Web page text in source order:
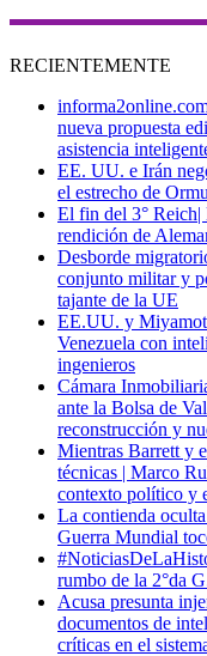
RECIENTEMENTE
nueva propuesta
asistencia
EE. UU. e Irán
el estrecho de
El fin del 3° Reich|
rendición de
Desborde
conjunto militar y
tajante de la UE
EE.UU. y
Venezuela con
ingenieros
Cámara
ante la Bolsa de
reconstrucción y
Mientras Barrett y
técnicas | Marco
contexto político y
La contienda
Guerra Mundial
rumbo de la 2°da
Acusa presunta
documentos de
críticas en el